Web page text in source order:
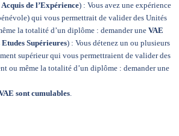
de l’Expérience) : Vous avez une expérience
qui vous permettrait de valider des Unités
la totalité d’un diplôme : demander une VAE
Supérieures) : Vous détenez un ou plusieurs
supérieur qui vous permettraient de valider des
ou même la totalité d’un diplôme : demander une
sont cumulables.